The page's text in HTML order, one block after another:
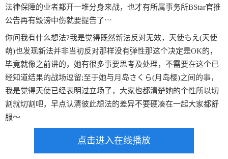
法律保障的业者都开一堆分身来战，也才有所属事务所BStar官推
公告再有毁谤中伤就要提告了⋯
你问我有什么想法?我是觉得既然新法反对无效，天使もえ(天使
萌)也发现新法并非当初反对那样没有弹性那这个决定是OK的，
毕竟就像之前讲的，她有很多事要思考及处理，不需要在这个已
经知道结果的战场逗留;至于她与月岛さくら(月岛樱)之间的事，
我是觉得天使已经表明过立场了，大家也都清楚她的个性所以切
割就切割吧，早点认清彼此想法的差异不要硬凑在一起大家都舒
服～
点击进入在线播放